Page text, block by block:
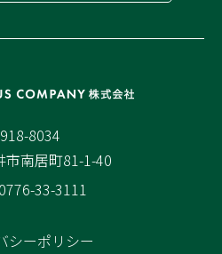
8034
市南居町81-1-40
33-3111
シーポリシー